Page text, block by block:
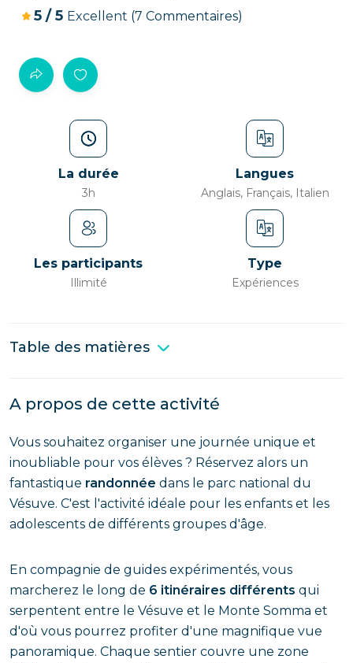
5 /5 Excellent (7 Commentaires)
La durée
3h
Langues
Anglais, Français, Italien
Les participants
Illimité
Type
Expériences
Table des matières
A propos de cette activité
Vous souhaitez organiser une journée unique et
inoubliable pour vos élèves ? Réservez alors un
fantastique randonnée dans le parc national du
Vésuve. C'est l'activité idéale pour les enfants et les
adolescents de différents groupes d'âge.
En compagnie de guides expérimentés, vous
marcherez le long de 6 itinéraires différents qui
serpentent entre le Vésuve et le Monte Somma et
d'où vous pourrez profiter d'une magnifique vue
panoramique. Chaque sentier couvre une zone